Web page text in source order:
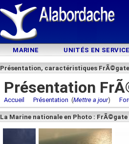
MARINE UNITÉS EN SERVICE
Présentation, caractéristiques
Présentation
Accueil Présentation (Mettre a jour)
La Marine nationale en Photo :